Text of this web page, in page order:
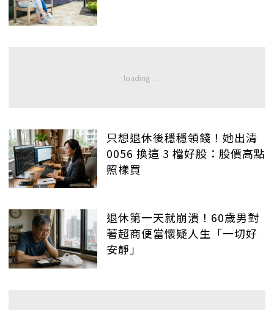
只想退休後穩穩領錢！她出清
0056 換這 3 檔好股：股價高點
照樣買
退休第一天就崩潰！60歲男對
著超商便當懷疑人生「一切好
安靜」